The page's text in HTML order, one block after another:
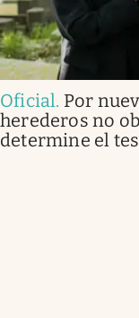
Oficial. Por
herederos no
determine el